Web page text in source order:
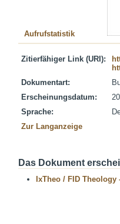
Aufrufstatistik
Zitierfähiger Link (URI):
Dokumentart:
Erscheinungsdatum:
Sprache:
Zur Langanzeige
Das Dokument
IxTheo / FID Theology